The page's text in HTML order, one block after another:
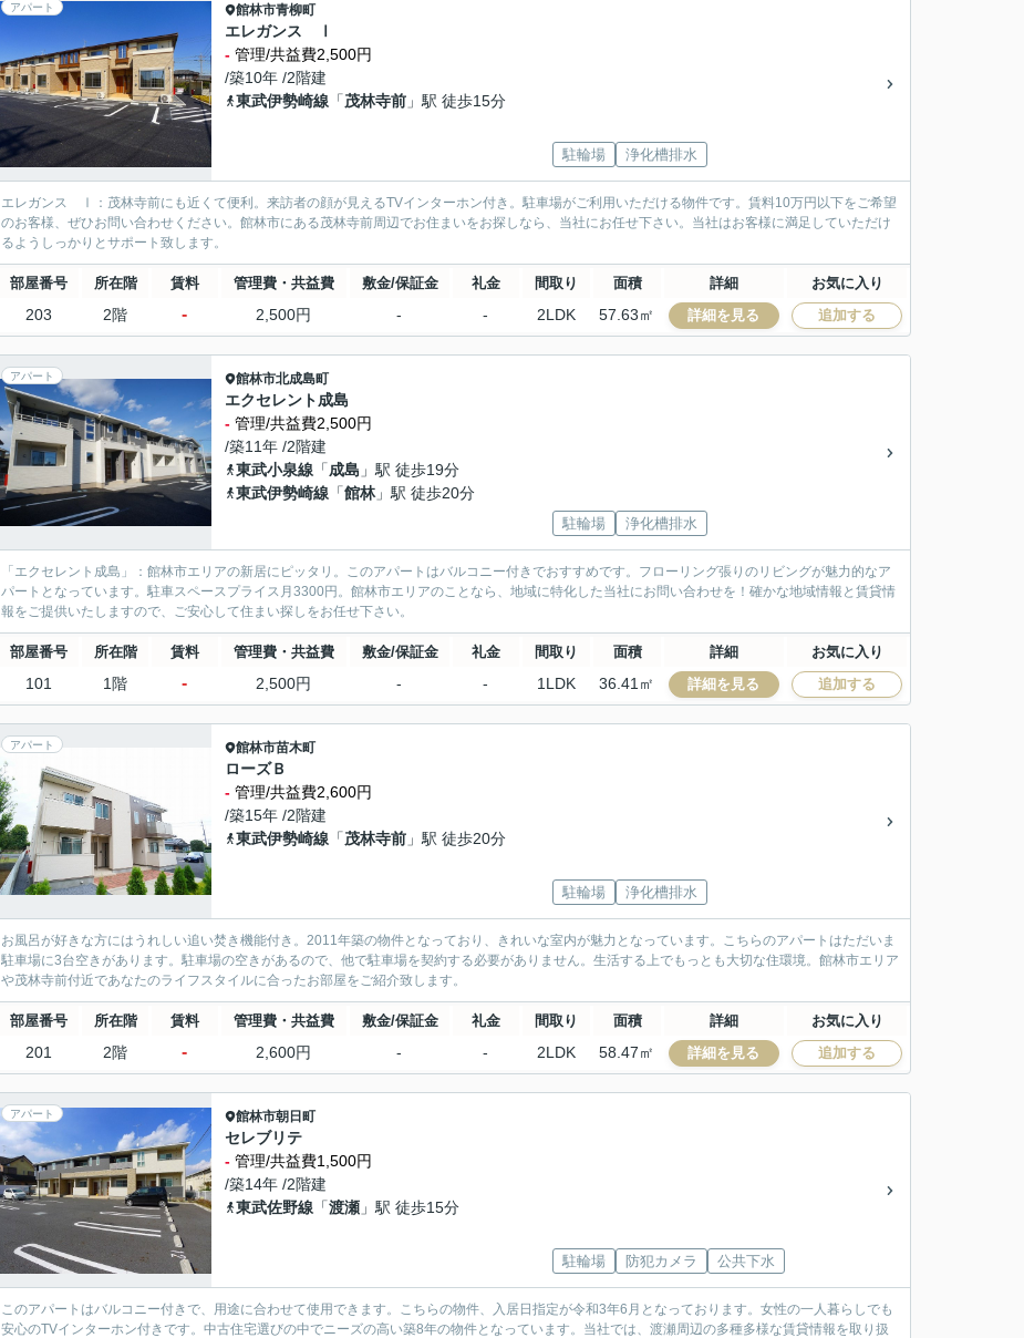
アパート 館林市青柳町
エレガンス Ⅰ
- 管理/共益費2,500円
/築10年 /2階建
東武伊勢崎線 「茂林寺前 」駅 徒歩15分
駐輪場 浄化槽排水
エレガンス Ⅰ：茂林寺前にも近くて便利。来訪者の顔が見えるTVインターホン付き。駐車場がご利用いただける物件です。賃料10万円以下をご希望
のお客様、ぜひお問い合わせください。館林市にある茂林寺前周辺でお住まいをお探しなら、当社にお任せ下さい。当社はお客様に満足していただけ
るようしっかりとサポート致します。
部屋番号 所在階 賃料 管理費・共益費 敷金/保証金 礼金 間取り 面積 詳細 お気に入り
203 2階 - 2,500円 - - 2LDK 57.63㎡ 詳細を見る 追加する
アパート 館林市北成島町
エクセレント成島
- 管理/共益費2,500円
/築11年 /2階建
東武小泉線 「成島 」駅 徒歩19分
東武伊勢崎線 「館林」駅 徒歩20分
駐輪場 浄化槽排水
「エクセレント成島」：館林市エリアの新居にピッタリ。このアパートはバルコニー付きでおすすめです。フローリング張りのリビングが魅力的なア
パートとなっています。駐車スペースプライス月3300円。館林市エリアのことなら、地域に特化した当社にお問い合わせを！確かな地域情報と賃貸情
報をご提供いたしますので、ご安心して住まい探しをお任せ下さい。
部屋番号 所在階 賃料 管理費・共益費 敷金/保証金 礼金 間取り 面積 詳細 お気に入り
101 1階 - 2,500円 - - 1LDK 36.41㎡ 詳細を見る 追加する
アパート 館林市苗木町
ローズＢ
- 管理/共益費2,600円
/築15年 /2階建
東武伊勢崎線 「茂林寺前 」駅 徒歩20分
駐輪場 浄化槽排水
お風呂が好きな方にはうれしい追い焚き機能付き。2011年築の物件となっており、きれいな室内が魅力となっています。こちらのアパートはただいま
駐車場に3台空きがあります。駐車場の空きがあるので、他で駐車場を契約する必要がありません。生活する上でもっとも大切な住環境。館林市エリア
や茂林寺前付近であなたのライフスタイルに合ったお部屋をご紹介致します。
部屋番号 所在階 賃料 管理費・共益費 敷金/保証金 礼金 間取り 面積 詳細 お気に入り
201 2階 - 2,600円 - - 2LDK 58.47㎡ 詳細を見る 追加する
アパート 館林市朝日町
セレブリテ
- 管理/共益費1,500円
/築14年 /2階建
東武佐野線 「渡瀬 」駅 徒歩15分
駐輪場 防犯カメラ 公共下水
このアパートはバルコニー付きで、用途に合わせて使用できます。こちらの物件、入居日指定が令和3年6月となっております。女性の一人暮らしでも
安心のTVインターホン付きです。中古住宅選びの中でニーズの高い築8年の物件となっています。当社では、渡瀬周辺の多種多様な賃貸情報を取り扱